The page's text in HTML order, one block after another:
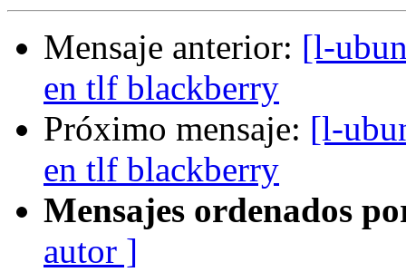
Mensaje anterior: [l-
en tlf blackberry
Próximo mensaje: [l-
en tlf blackberry
Mensajes ordenados
autor ]